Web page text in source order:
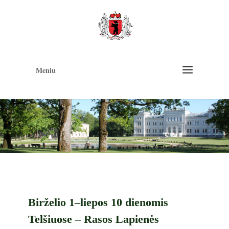
Meniu
Birželio 1–liepos 10 dienomis
Telšiuose – Rasos Lapienės